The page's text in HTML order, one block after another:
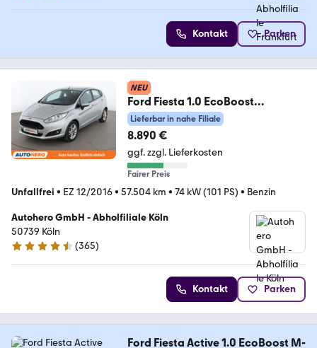
Kontakt Parken
NEU
Ford Fiesta 1.0 EcoBoost
Celebration *PDC*SHZ*ALU*
Lieferbar in nahe Filiale
8.890 €
ggf. zzgl. Lieferkosten
Fairer Preis
Unfallfrei • EZ 12/2016• 57.504 km • 74 kW (101 PS) • Benzin
Autohero GmbH - Abholfiliale Köln
50739 Köln
4.6 Sterne
(365)
Kontakt Parken
Ford Fiesta Active 1.0 EcoBoost M-